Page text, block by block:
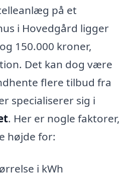
på et
i Hovedgård ligger
150.000 kroner,
Det kan dog være
flere tilbud fra
specialiserer sig i
. Her er nogle faktorer,
højde for:
i kWh